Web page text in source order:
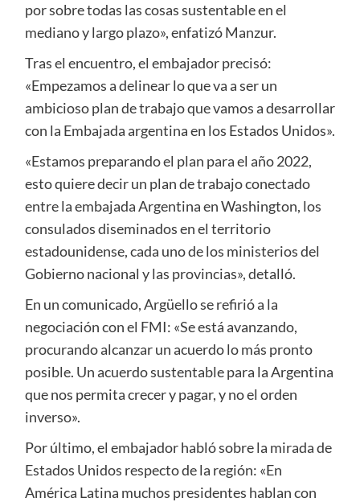
por sobre todas las cosas sustentable en el
mediano y largo plazo», enfatizó Manzur.
Tras el encuentro, el embajador precisó:
«Empezamos a delinear lo que va a ser un
ambicioso plan de trabajo que vamos a desarrollar
con la Embajada argentina en los Estados Unidos».
«Estamos preparando el plan para el año 2022,
esto quiere decir un plan de trabajo conectado
entre la embajada Argentina en Washington, los
consulados diseminados en el territorio
estadounidense, cada uno de los ministerios del
Gobierno nacional y las provincias», detalló.
En un comunicado, Argüello se refirió a la
negociación con el FMI: «Se está avanzando,
procurando alcanzar un acuerdo lo más pronto
posible. Un acuerdo sustentable para la Argentina
que nos permita crecer y pagar, y no el orden
inverso».
Por último, el embajador habló sobre la mirada de
Estados Unidos respecto de la región: «En
América Latina muchos presidentes hablan con